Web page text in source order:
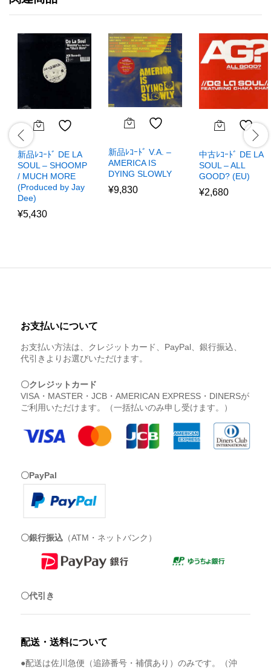
新品ﾚｺｰﾄﾞ DE LA
SOUL – SHOOMP
/ MUCH MORE
(Produced by Jay
Dee)
¥5,430
新品ﾚｺｰﾄﾞ V.A. –
AMERICA IS
DYING SLOWLY
¥9,830
中古ﾚｺｰﾄﾞ DE LA
SOUL – ALL
GOOD? (EU)
¥2,680
お支払いについて
お支払い方法は、クレジットカード、PayPal、銀行振込、
代引きよりお選びいただけます。
〇クレジットカード
VISA・MASTER・JCB・AMERICAN EXPRESS・DINERSが
ご利用いただけます。（一括払いのみ申し受けます。）
〇PayPal
〇銀行振込 （ATM・ネットバンク）
〇代引き
配送・送料について
●配送は佐川急便（追跡番号・補償あり）のみです。（沖